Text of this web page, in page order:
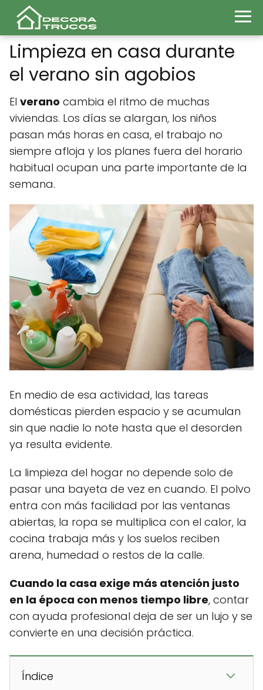
Limpieza en casa durante
el verano sin agobios
El verano cambia el ritmo de muchas
viviendas. Los días se alargan, los niños
pasan más horas en casa, el trabajo no
siempre afloja y los planes fuera del horario
habitual ocupan una parte importante de la
semana.
En medio de esa actividad, las tareas
domésticas pierden espacio y se acumulan
sin que nadie lo note hasta que el desorden
ya resulta evidente.
La limpieza del hogar no depende solo de
pasar una bayeta de vez en cuando. El polvo
entra con más facilidad por las ventanas
abiertas, la ropa se multiplica con el calor, la
cocina trabaja más y los suelos reciben
arena, humedad o restos de la calle.
Cuando la casa exige más atención justo
en la época con menos tiempo libre, contar
con ayuda profesional deja de ser un lujo y se
convierte en una decisión práctica.
Índice